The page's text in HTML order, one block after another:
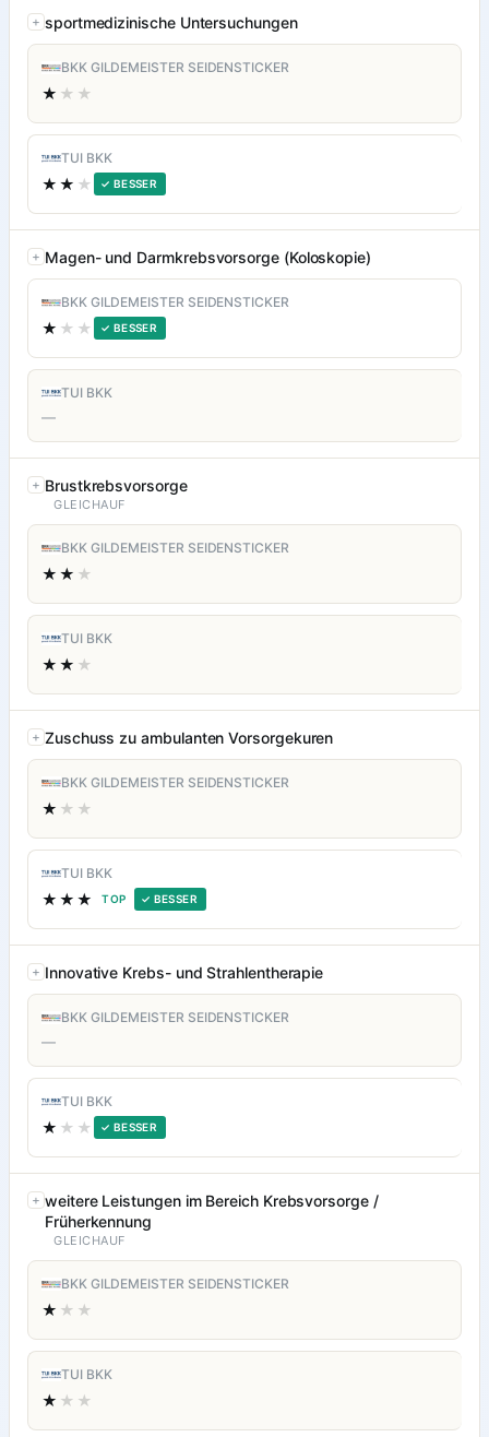
sportmedizinische Untersuchungen
BKK GILDEMEISTER SEIDENSTICKER
★ ★★
TUI BKK
★★ ★ ✓ BESSER
Magen- und Darmkrebsvorsorge (Koloskopie)
BKK GILDEMEISTER SEIDENSTICKER
★ ★★ ✓ BESSER
TUI BKK
—
Brustkrebsvorsorge
GLEICHAUF
BKK GILDEMEISTER SEIDENSTICKER
★★ ★
TUI BKK
★★ ★
Zuschuss zu ambulanten Vorsorgekuren
BKK GILDEMEISTER SEIDENSTICKER
★ ★★
TUI BKK
★★★ TOP ✓ BESSER
Innovative Krebs- und Strahlentherapie
BKK GILDEMEISTER SEIDENSTICKER
—
TUI BKK
★ ★★ ✓ BESSER
weitere Leistungen im Bereich Krebsvorsorge /
Früherkennung
GLEICHAUF
BKK GILDEMEISTER SEIDENSTICKER
★ ★★
TUI BKK
★ ★★